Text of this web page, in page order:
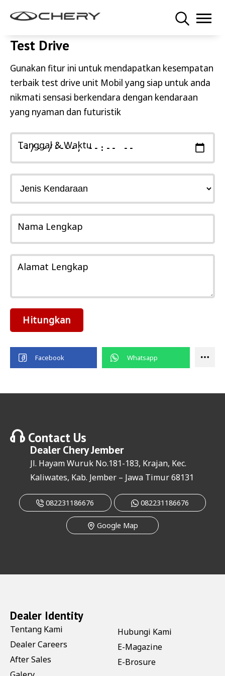
Test Drive
Gunakan fitur ini untuk mendapatkan kesempatan
terbaik test drive unit Mobil yang siap untuk anda
nikmati sensasi berkendara dengan kendaraan
yang nyaman dan futuristik
Tanggal & Waktu
Nama Lengkap
Alamat Lengkap
Hitungkan
Contact Us
DealerChery Jember
Jl. Hayam Wuruk No.181-183, Krajan, Kec.
Kaliwates, Kab. Jember – Jawa Timur 68131
082231186676 082231186676
Google Map
Dealer Identity
Tentang Kami
Dealer Careers
After Sales
Hubungi Kami
E-Magazine
E-Brosure